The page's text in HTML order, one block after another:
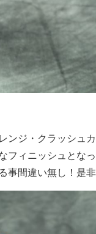
ンジ・クラッシュ
フィニッシュとなっ
事間違い無し！是